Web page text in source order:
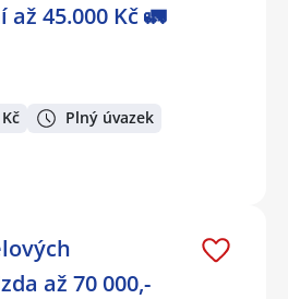
45.000 Kč 🚛
Plný úvazek
až 70 000,-